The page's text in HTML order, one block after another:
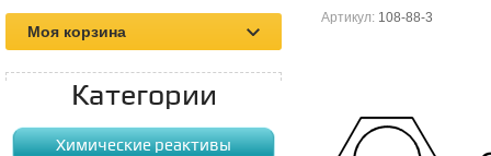
Моя корзина
Категории
Химические реактивы
Артикул: 108-88-3